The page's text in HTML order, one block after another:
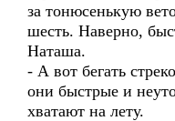
за тонюсенькую
шесть. Наверно,
Наташа.
- А вот бегать
они быстрые и
хватают на лету.